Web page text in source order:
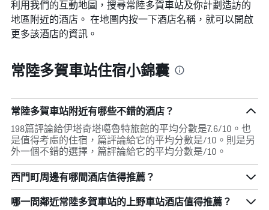
利用我們的互動地圖，搜尋常陸多賀車站​及你計劃造訪的
地區附近的酒店。 在地圖内按一下酒店名稱，就可以開啟
更多該酒店的資訊。
常陸多賀車站住宿小錦囊
常陸多賀車站附近有哪些不錯的酒店？
198篇評論給伊塔奇塔噶魯特旅館的平均分數是7.6/10。也
是值得考慮的住宿，篇評論給它的平均分數是/10。則是另
外一個不錯的選擇，篇評論給它的平均分數是/10。
西門町周邊有哪間酒店值得推薦？
哪一間鄰近常陸多賀車站的上野車站酒店值得推薦？